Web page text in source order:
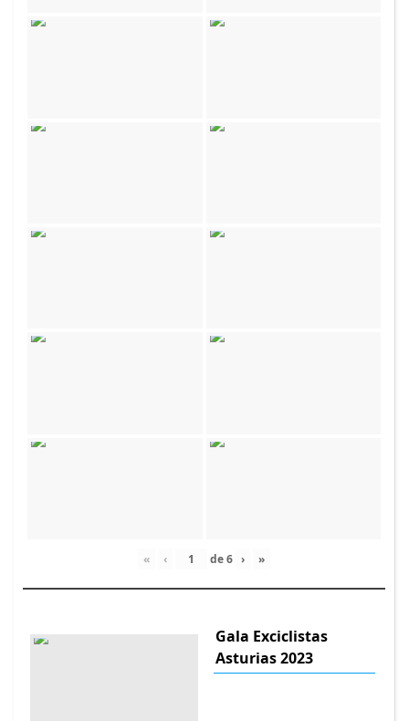
« ‹ de6 › »
Gala Exciclistas
Asturias 2023